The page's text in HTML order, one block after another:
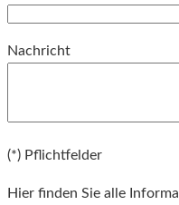
Nachricht
(*) Pflichtfelder
Hier finden Sie alle